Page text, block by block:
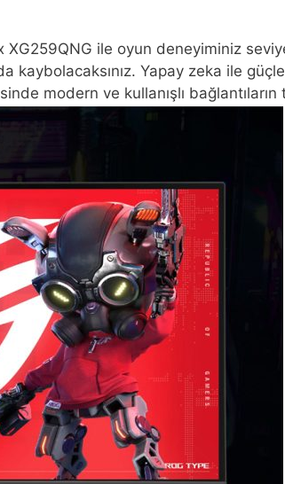
ile oyun deneyiminiz
kaybolacaksınız. Yapay zeka ile
modern ve kullanışlı bağlantıların